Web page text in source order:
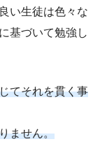
い生徒は色々な
基づいて勉強し
てそれを貫く事
ません。